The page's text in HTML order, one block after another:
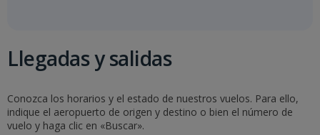
Llegadas y salidas
Conozca los horarios y el estado de nuestros vuelos. Para ello,
indique el aeropuerto de origen y destino o bien el número de
vuelo y haga clic en «Buscar».